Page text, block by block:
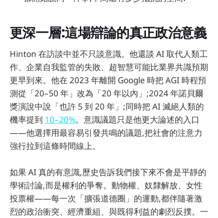
更深一層:這場辯論的真正政治意義
Hinton 在訪談中並不只談意識。他還談 AI 取代人類工
作、企業自我監管的失敗、超智慧可能比業界共識預期
更早到來。他在 2023 年離開 Google 時把 AGI 時程預
測從「20–50 年」改為「20 年以內」;2024 年諾貝爾
獎演說中說「也許 5 到 20 年」;同時把 AI 滅絕人類的
機率提到 10–20%。意識議題只是他更大論述的入口
——他選擇用最容易引發共鳴的議題,把社會的注意力
強行拉到這條時間線上。
如果 AI 真的有意識,歷史告訴我們接下來不會是平靜的
學術討論,而是權利的爭奪。動物權、奴隸解放、女性
投票權——每一次「擴張道德圈」的運動,都伴隨著激
烈的政治衝突、經濟重組、與既得利益的劇烈反撲。一